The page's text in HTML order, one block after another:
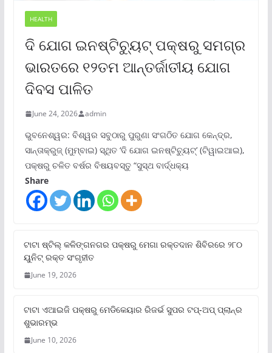
HEALTH
ଦି ଯୋଗ ଇନଷ୍ଟିଚ୍ୟୁଟ୍ ପକ୍ଷରୁ ସମଗ୍ର
ଭାରତରେ ୧୨ତମ ଆନ୍ତର୍ଜାତୀୟ ଯୋଗ
ଦିବସ ପାଳିତ
June 24, 2026 admin
ଭୁବନେଶ୍ୱର: ବିଶ୍ୱର ସବୁଠାରୁ ପୁରୁଣା ସଂଗଠିତ ଯୋଗ କେନ୍ଦ୍ର,
ସାନ୍ତାକ୍ରୁଜ୍ (ମୁମ୍ବାଇ) ସ୍ଥିତ ‘ଦି ଯୋଗ ଇନଷ୍ଟିଚ୍ୟୁଟ୍‌’ (ଟିୱାଇଆଇ),
ପକ୍ଷରୁ ଚଳିତ ବର୍ଷର ବିଷୟବସ୍ତୁ “ସୁସ୍ଥ ବାର୍ଦ୍ଧକ୍ୟ
Share
ଟାଟା ଷ୍ଟିଲ୍‌ କଳିଙ୍ଗନଗର ପକ୍ଷରୁ ମେଗା ରକ୍ତଦାନ ଶିବିରରେ ୨୮୦
ୟୁନିଟ୍‌ ରକ୍ତ ସଂଗୃହୀତ
June 19, 2026
ଟାଟା ଏଆଇଜି ପକ୍ଷରୁ ମେଡିକେୟାର ରିଜର୍ଭ ସୁପର ଟପ୍‌-ଅପ୍ ପ୍ଲାନ୍‌ର
ଶୁଭାରମ୍ଭ
June 10, 2026